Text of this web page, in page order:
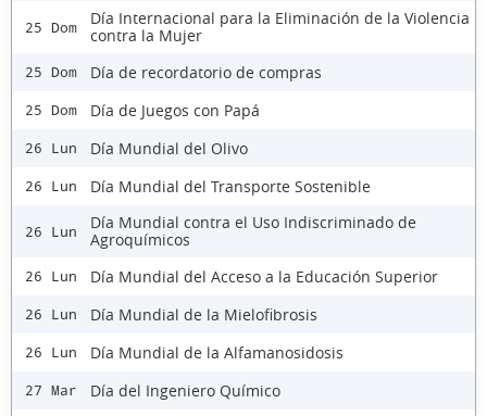
25 Dom
Día Internacional para la Eliminación de la Violencia
contra la Mujer
25 Dom Día de recordatorio de compras
25 Dom Día de Juegos con Papá
26 Lun Día Mundial del Olivo
26 Lun Día Mundial del Transporte Sostenible
26 Lun
Día Mundial contra el Uso Indiscriminado de
Agroquímicos
26 Lun Día Mundial del Acceso a la Educación Superior
26 Lun Día Mundial de la Mielofibrosis
26 Lun Día Mundial de la Alfamanosidosis
27 Mar Día del Ingeniero Químico